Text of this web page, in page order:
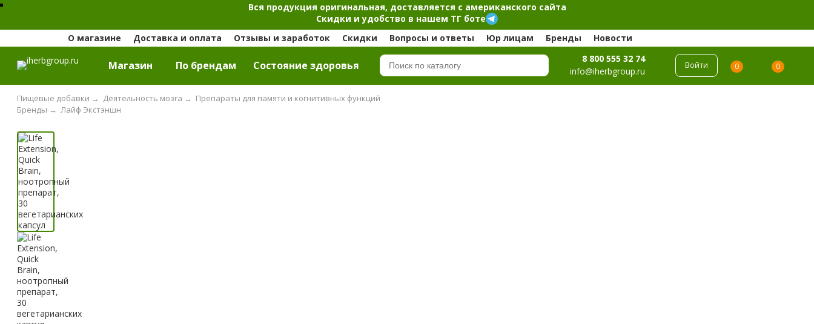
Вся продукция оригинальная, доставляется с американского сайта
Скидки и удобство в нашем ТГ боте
О магазине
Доставка и оплата Отзывы и заработок Скидки Вопросы и ответы Юр лицам Бренды Новости
Магазин По брендам Cостояние здоровья
8 800 555 32 74
info@iherbgroup.ru
Войти 0 0
Пищевые добавки → Деятельность мозга → Препараты для памяти и когнитивных функций
Лайф Экстэншн
Бренды →